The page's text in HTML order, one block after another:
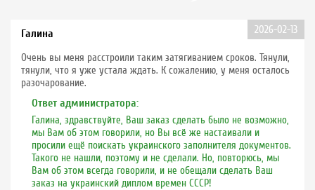
Галина 2026-02-13
Очень вы меня расстроили таким затягиванием сроков. Тянули,
тянули, что я уже устала ждать. К сожалению, у меня осталось
разочарование.
Ответ администратора:
Галина, здравствуйте, Ваш заказ сделать было не возможно,
мы Вам об этом говорили, но Вы всё же настаивали и
просили ещё поискать украинского заполнителя документов.
Такого не нашли, поэтому и не сделали. Но, повторюсь, мы
Вам об этом всегда говорили, и не обещали сделать Ваш
заказ на украинский диплом времен СССР!